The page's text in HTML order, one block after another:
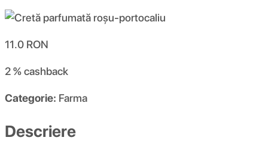
11.0 RON
2 %cashback
Categorie: Farma
Descriere